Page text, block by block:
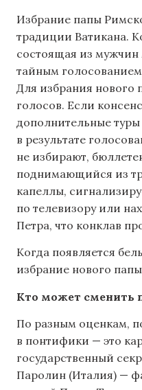
Избрание папы
традиции Ватикана.
состоящая из мужчин
тайным
Для избрания нового
голосов. Если
дополнительные
в результате
не избирают,
поднимающийся из
капеллы,
по телевизору или
Петра, что конклав
Когда появляется
избрание нового
Кто может сменить
По разным оценкам,
в понтифики — это
государственный
Паролин (Италия) —